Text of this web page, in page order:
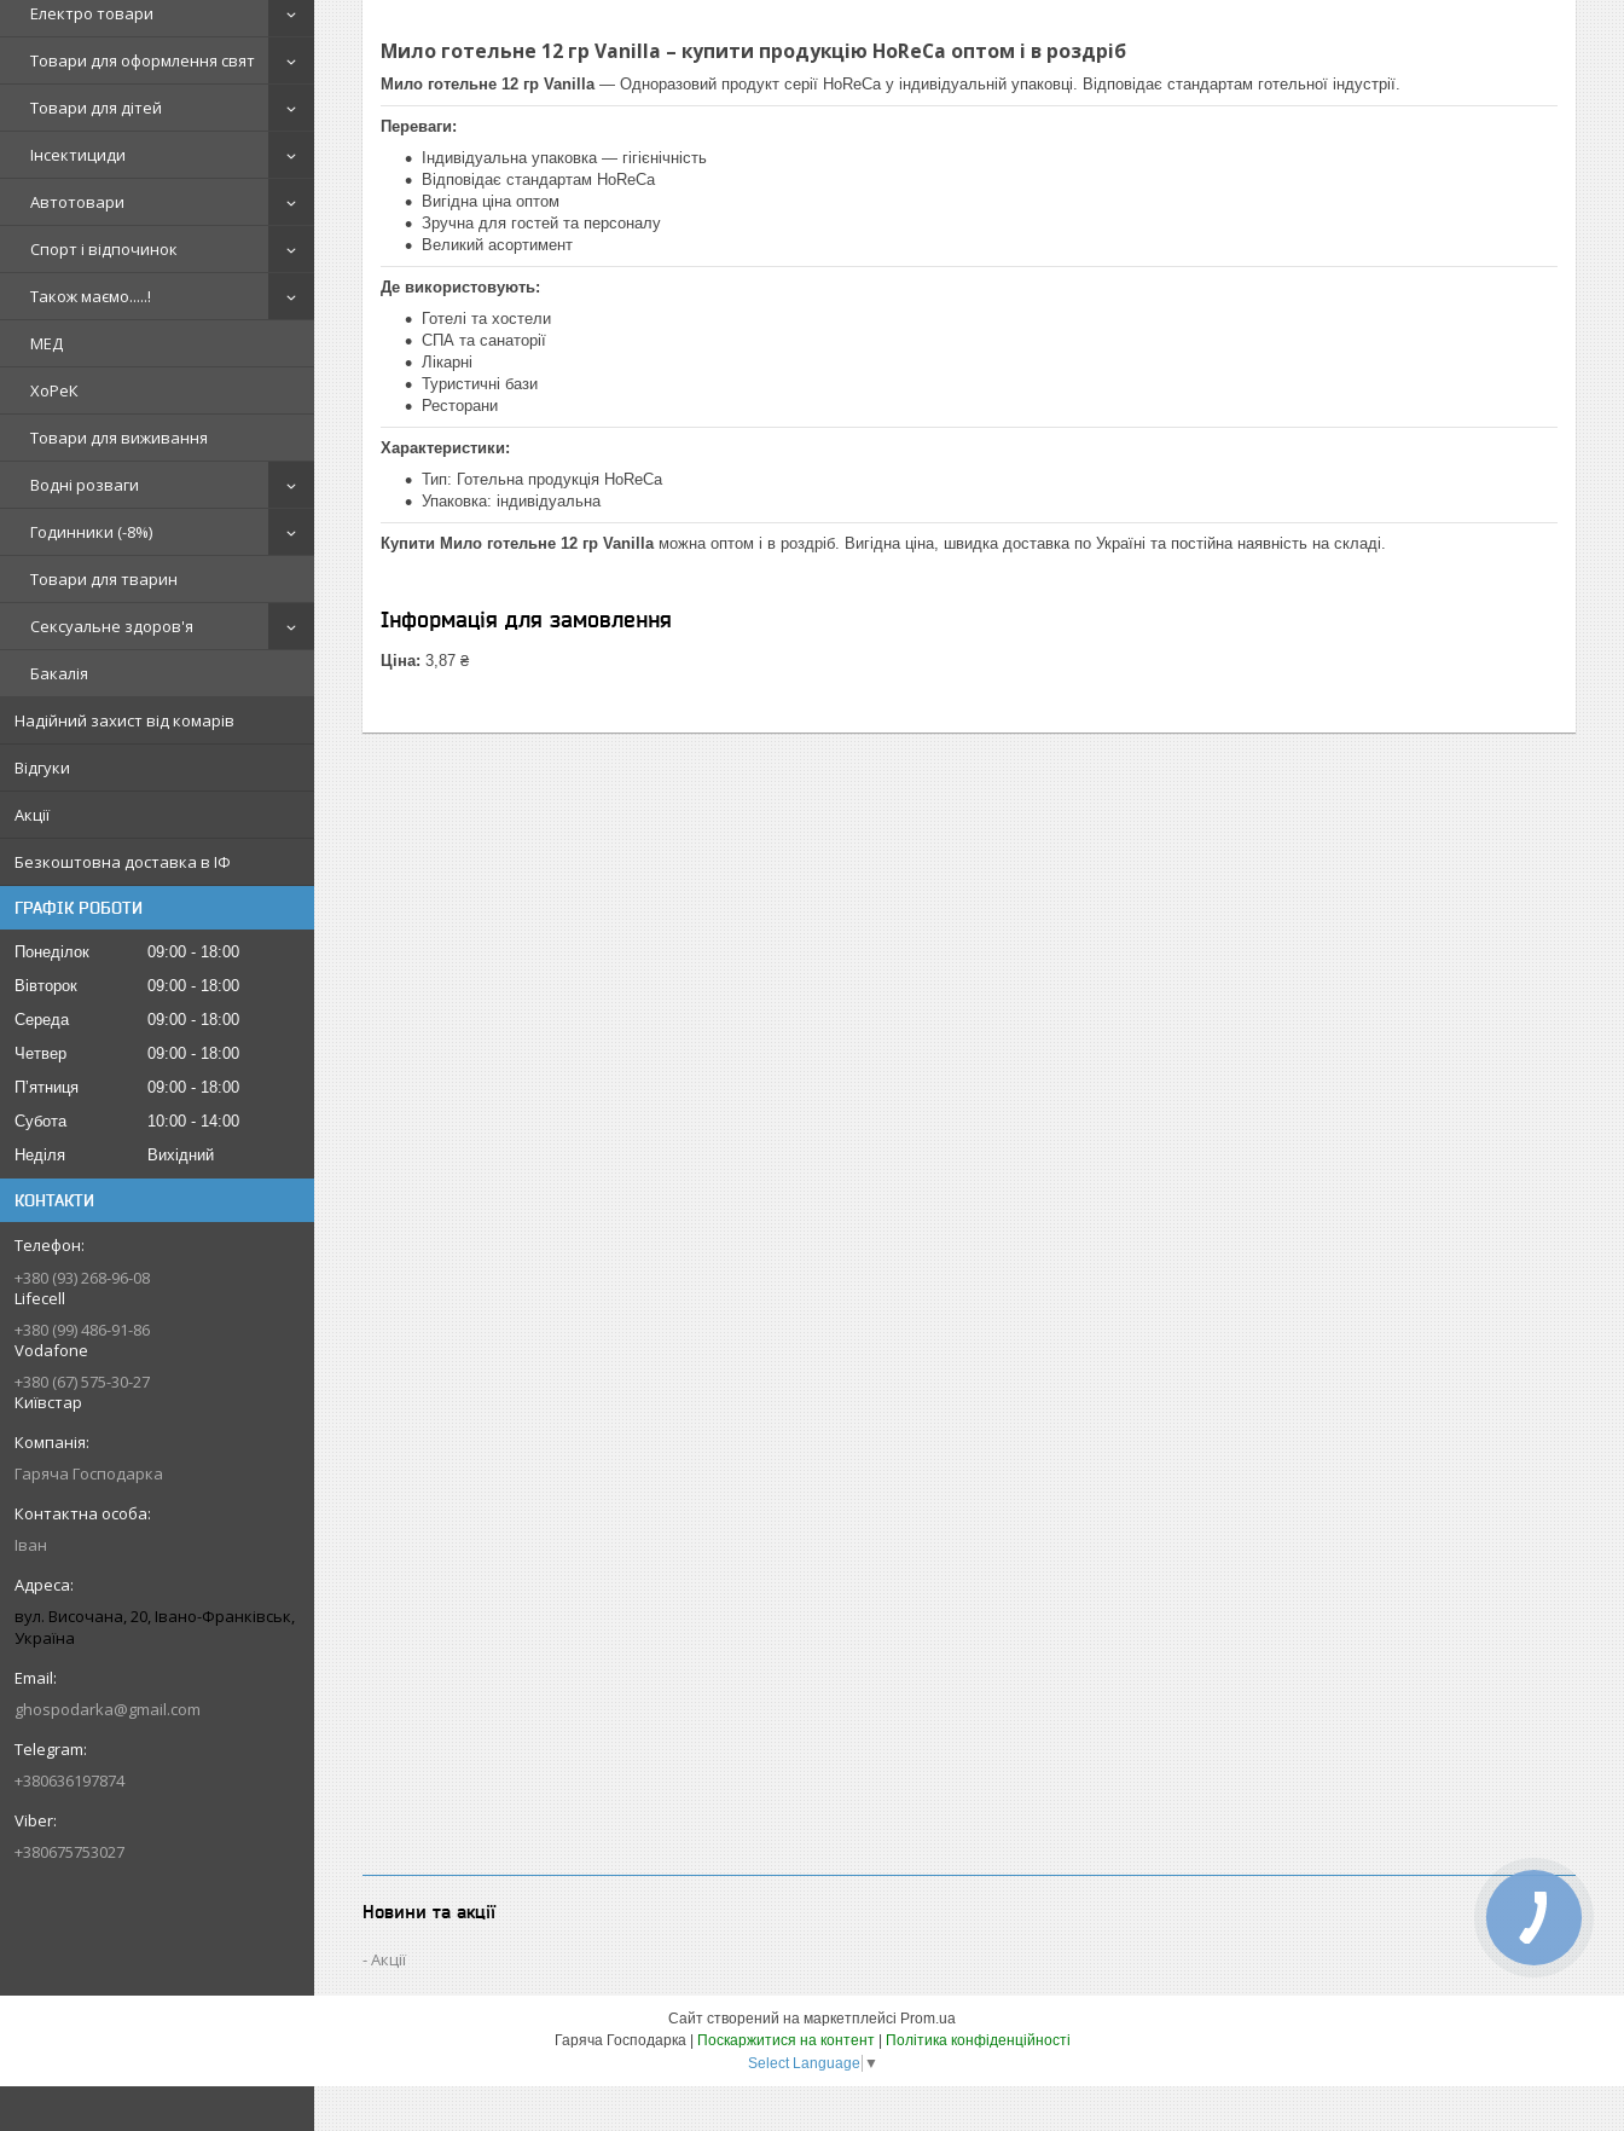
Електро товари
Товари для оформлення свят
Товари для дітей
Інсектициди
Автотовари
Спорт і відпочинок
Також маємо.....!
МЕД
ХоРеК
Товари для виживання
Водні розваги
Годинники (-8%)
Товари для тварин
Сексуальне здоров'я
Бакалія
Надійний захист від комарів
Відгуки
Акції
Безкоштовна доставка в ІФ
ГРАФІК РОБОТИ
Понеділок 09:00
18:00
Вівторок
09:00
18:00
Середа
09:00
18:00
Четвер
09:00
18:00
Пʼятниця
09:00
18:00
Субота
10:00
14:00
Неділя
Вихідний
КОНТАКТИ
+380 (93) 268-96-08
Lifecell
+380 (99) 486-91-86
Vodafone
+380 (67) 575-30-27
Київстар
Гаряча Господарка
Іван
вул. Височана, 20, Івано-Франківськ,
Україна
ghospodarka@gmail.com
+380636197874
+380675753027
Мило готельне 12 гр Vanilla – купити продукцію HoReCa оптом і в роздріб
Мило готельне 12 гр Vanilla— Одноразовий продукт серії HoReCa у індивідуальній упаковці. Відповідає стандартам готельної індустрії.
Переваги:
Індивідуальна упаковка — гігієнічність
Відповідає стандартам HoReCa
Вигідна ціна оптом
Зручна для гостей та персоналу
Великий асортимент
Де використовують:
Готелі та хостели
СПА та санаторії
Лікарні
Туристичні бази
Ресторани
Характеристики:
Тип: Готельна продукція HoReCa
Упаковка: індивідуальна
Купити Мило готельне 12 гр Vanillaможна оптом і в роздріб. Вигідна ціна, швидка доставка по Україні та постійна наявність на складі.
Інформація для замовлення
Ціна: 3,87 ₴
Новини та акції
Акції
Сайт створений на маркетплейсі Prom.ua
Поскаржитися на контент
Політика конфіденційності
Select Language ▼